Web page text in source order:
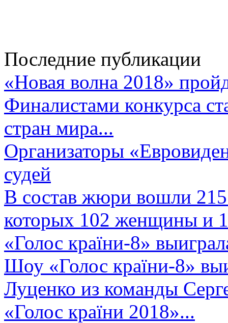
Последние публикации
«Новая волна 2018»
Финалистами конкурса
стран мира...
Организаторы
судей
В состав жюри вошли 215
которых 102 женщины и
«Голос країни-8»
Шоу «Голос країни-8»
Луценко из команды
«Голос країни 2018»...